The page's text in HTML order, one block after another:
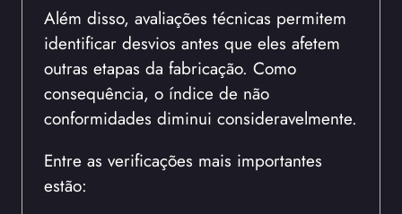
Além disso, avaliações técnicas permitem
identificar desvios antes que eles afetem
outras etapas da fabricação. Como
consequência, o índice de não
conformidades diminui consideravelmente.
Entre as verificações mais importantes
estão: